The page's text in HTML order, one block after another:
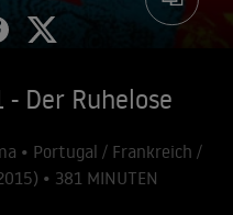
Der Ruhelose
• Portugal / Frankreich /
• 381 MINUTEN